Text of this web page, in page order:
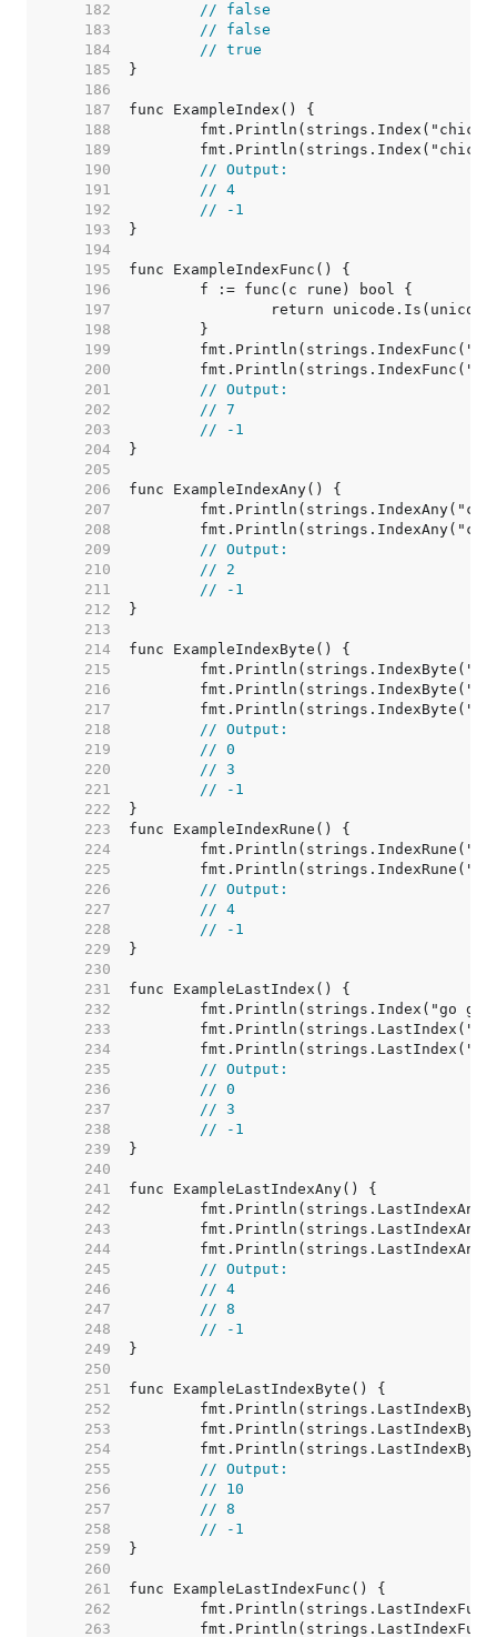
   182
// false
   183
// false
   184
// true
   185
   186
   187
   188
   189
   190
// Output:
   191
// 4
   192
// -1
   193
   194
   195
   196
   197
   198
   199
   200
   201
// Output:
   202
// 7
   203
// -1
   204
   205
   206
   207
   208
   209
// Output:
   210
// 2
   211
// -1
   212
   213
   214
   215
   216
   217
   218
// Output:
   219
// 0
   220
// 3
   221
// -1
   222
   223
   224
   225
   226
// Output:
   227
// 4
   228
// -1
   229
   230
   231
   232
   233
   234
   235
// Output:
   236
// 0
   237
// 3
   238
// -1
   239
   240
   241
   242
   243
   244
   245
// Output:
   246
// 4
   247
// 8
   248
// -1
   249
   250
   251
   252
   253
   254
   255
// Output:
   256
// 10
   257
// 8
   258
// -1
   259
   260
   261
   262
   263